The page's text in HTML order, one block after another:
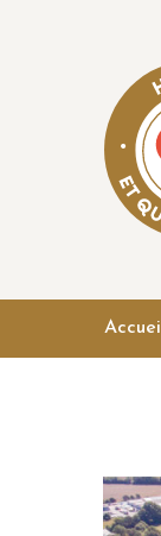
Accueil